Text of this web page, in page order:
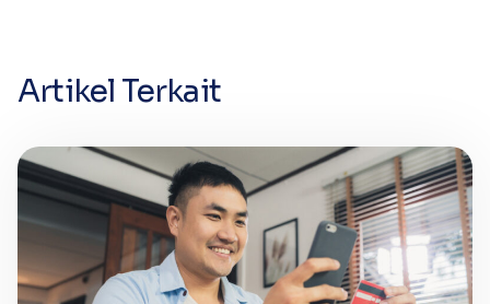
Artikel Terkait